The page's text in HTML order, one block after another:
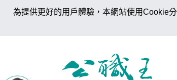
為提供更好的用戶體驗，本網站使用Cookie